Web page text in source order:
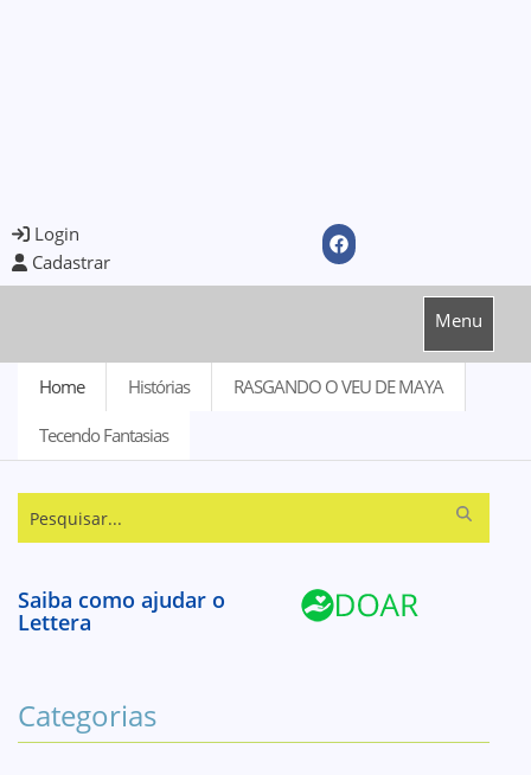
Login
Cadastrar
Menu
Home Histórias RASGANDO O VEU DE MAYA
Tecendo Fantasias
Saiba como ajudar o
Lettera
Categorias